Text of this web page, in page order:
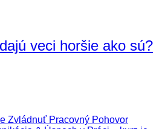
veci horšie ako sú?
Zvládnuť Pracovný Pohovor